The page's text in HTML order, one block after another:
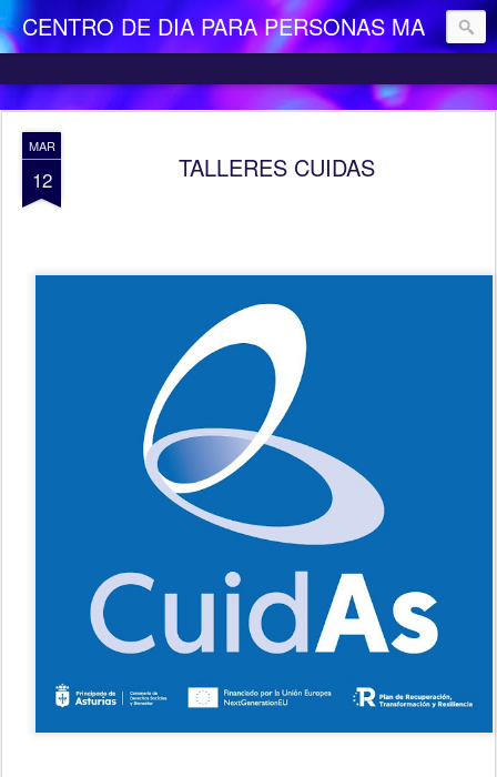
CENTRO DE DIA PARA PERSONAS MAYORES DEPENDIENTES "LA CAMOCHA"
MAR
12 TALLERES CUIDAS